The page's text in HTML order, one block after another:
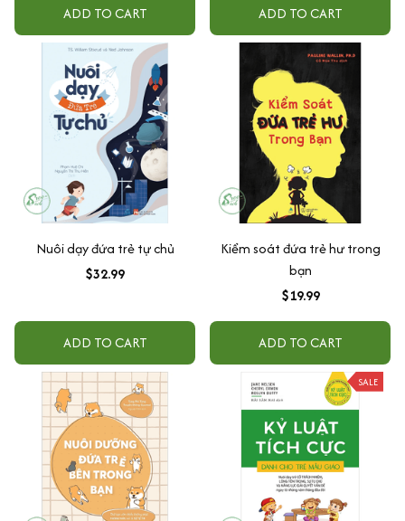
ADD TO CART ADD TO CART
Nuôi dạy đứa trẻ tự chủ
$32.99
ADD TO CART
Kiểm soát đứa trẻ hư trong
bạn
$19.99
ADD TO CART
SALE